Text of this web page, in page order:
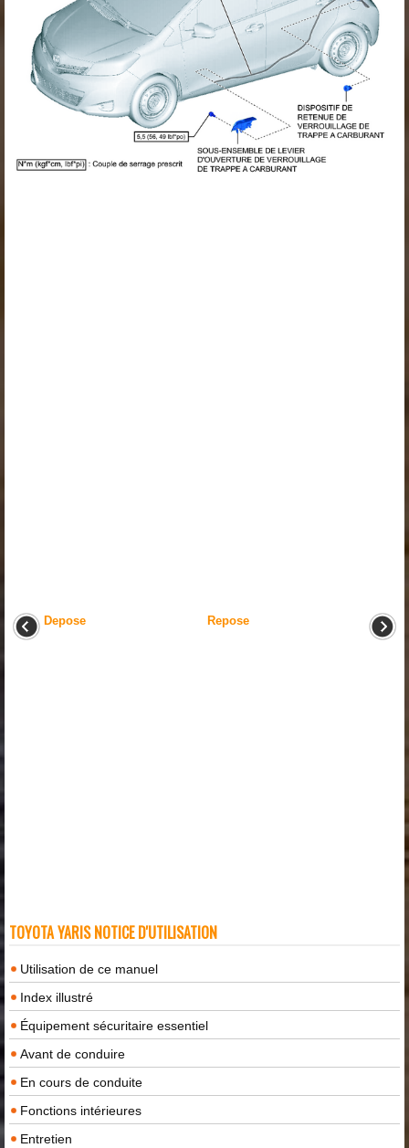
Depose Repose
TOYOTA YARIS NOTICE D'UTILISATION
Utilisation de ce manuel
Index illustré
Équipement sécuritaire essentiel
Avant de conduire
En cours de conduite
Fonctions intérieures
Entretien